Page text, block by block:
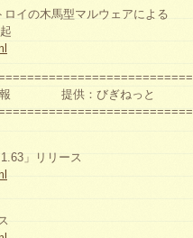
イの木馬型マルウェアによる
情報 提供：びぎねっと
」リリース